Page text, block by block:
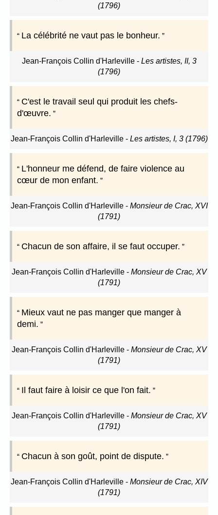
(1796)
La célébrité ne vaut pas le bonheur.
Jean-François Collin d'Harleville- Les artistes, II, 3
(1796)
C'est le travail seul qui produit les chefs-
d'œuvre.
Jean-François Collin d'Harleville- Les artistes, I, 3 (1796)
L'honneur me défend, de faire violence au
cœur de mon enfant.
Jean-François Collin d'Harleville- Monsieur de Crac, XVI
(1791)
Chacun de son affaire, il se faut occuper.
Jean-François Collin d'Harleville- Monsieur de Crac, XV
(1791)
Mieux vaut ne pas manger que manger à
demi.
Jean-François Collin d'Harleville- Monsieur de Crac, XV
(1791)
Il faut faire à loisir ce que l'on fait.
Jean-François Collin d'Harleville- Monsieur de Crac, XV
(1791)
Chacun à son goût, point de dispute.
Jean-François Collin d'Harleville- Monsieur de Crac, XIV
(1791)